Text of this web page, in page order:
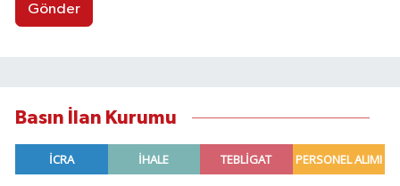
Gönder
Basın İlan Kurumu